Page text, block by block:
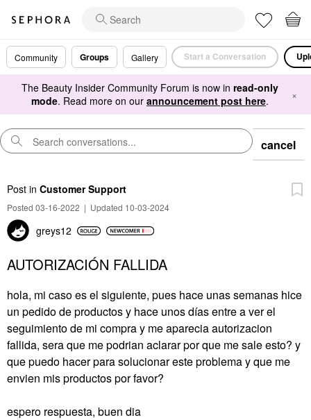
Community Groups Gallery Start a Conversation
The Beauty Insider Community Forum is now in read-only
mode. Read more on our announcement post here. ×
cancel
Post in Customer Support
Posted 03-16-2022 | Updated 10-03-2024
greys12
AUTORIZACIÓN FALLIDA
hola, mi caso es el siguiente, pues hace unas semanas hice
un pedido de productos y hace unos días entre a ver el
seguimiento de mi compra y me aparecia autorizacion
fallida, sera que me podrian aclarar por que me sale esto? y
que puedo hacer para solucionar este problema y que me
envien mis productos por favor?
espero respuesta, buen dia